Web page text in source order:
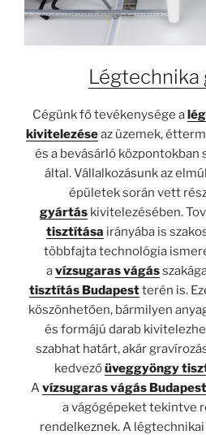
Légtechnika
Cégünk fő tevékenysége a
kivitelezéseaz üzemek,
és a bevásárló
által. Vállalkozásunk az
épületek során vett
gyártáskivitelezésében.
tisztítása irányába is
többfajta technológia
avízsugaras vágás
tisztítás Budapestterén is.
köszönhetően, bármilyen
és formájú darab
szabhat határt, akár
kedvezőüveggyöngy
Avízsugaras vágás Budapest
a vágógépeket tekintve
rendelkeznek. A